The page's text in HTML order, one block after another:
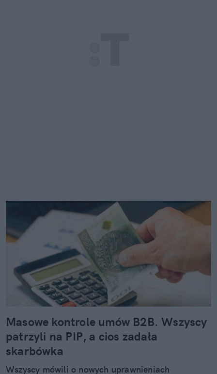
Masowe kontrole umów B2B. Wszyscy
patrzyli na PIP, a cios zadała
skarbówka
Wszyscy mówili o nowych uprawnieniach